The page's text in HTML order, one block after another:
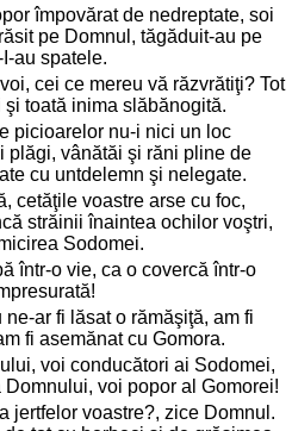
împovărat de nedreptate, soi
pe Domnul, tăgăduit-au pe
au spatele.
cei ce mereu vă răzvrătiţi? Tot
toată inima slăbănogită.
picioarelor nu-i nici un loc
plăgi, vânătăi şi răni pline de
cu untdelemn şi nelegate.
cetăţile voastre arse cu foc,
străinii înaintea ochilor voştri,
Sodomei.
într-o vie, ca o covercă într-o
ar fi lăsat o rămăşiţă, am fi
fi asemănat cu Gomora.
voi conducători ai Sodomei,
Domnului, voi popor al Gomorei!
jertfelor voastre?, zice Domnul.